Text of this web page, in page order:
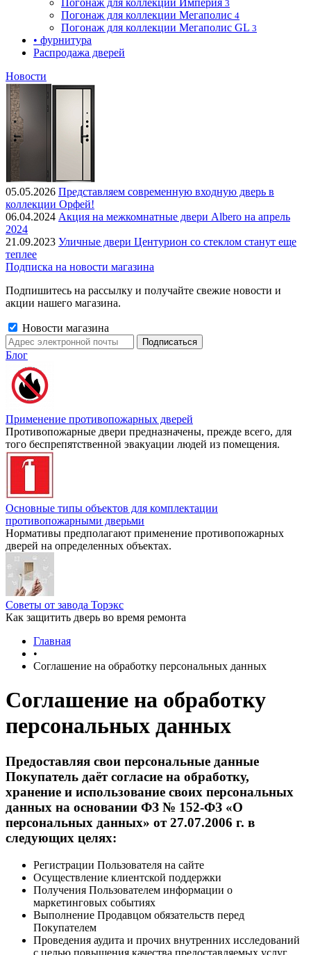
Погонаж для коллекции Империя 3
Погонаж для коллекции Мегаполис 4
Погонаж для коллекции Мегаполис GL 3
• фурнитура
Распродажа дверей
Новости
05.05.2026 Представляем современную входную дверь в
коллекции Орфей!
06.04.2024 Акция на межкомнатные двери Albero на апрель
2024
21.09.2023 Уличные двери Центурион со стеклом станут еще
теплее
Подписка на новости магазина
Подпишитесь на рассылку и получайте свежие новости и
акции нашего магазина.
Новости магазина
Блог
Применение противопожарных дверей
Противопожарные двери предназначены, прежде всего, для
того беспрепятственной эвакуации людей из помещения.
Основные типы объектов для комплектации
противопожарными дверьми
Нормативы предполагают применение противопожарных
дверей на определенных объектах.
Советы от завода Торэкс
Как защитить дверь во время ремонта
Главная
•
Соглашение на обработку персональных данных
Соглашение на обработку
персональных данных
Предоставляя свои персональные данные
Покупатель даёт согласие на обработку,
хранение и использование своих персональных
данных на основании ФЗ № 152-ФЗ «О
персональных данных» от 27.07.2006 г. в
следующих целях:
Регистрации Пользователя на сайте
Осуществление клиентской поддержки
Получения Пользователем информации о
маркетинговых событиях
Выполнение Продавцом обязательств перед
Покупателем
Проведения аудита и прочих внутренних исследований
с целью повышения качества предоставляемых услуг.